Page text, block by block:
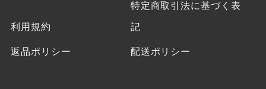
利用規約
特定商取引法に基づく表
記
返品ポリシー 配送ポリシー